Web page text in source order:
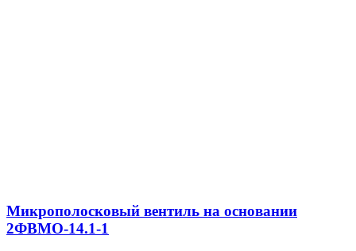
Микрополосковый вентиль на основании
2ФВМO-14.1-1